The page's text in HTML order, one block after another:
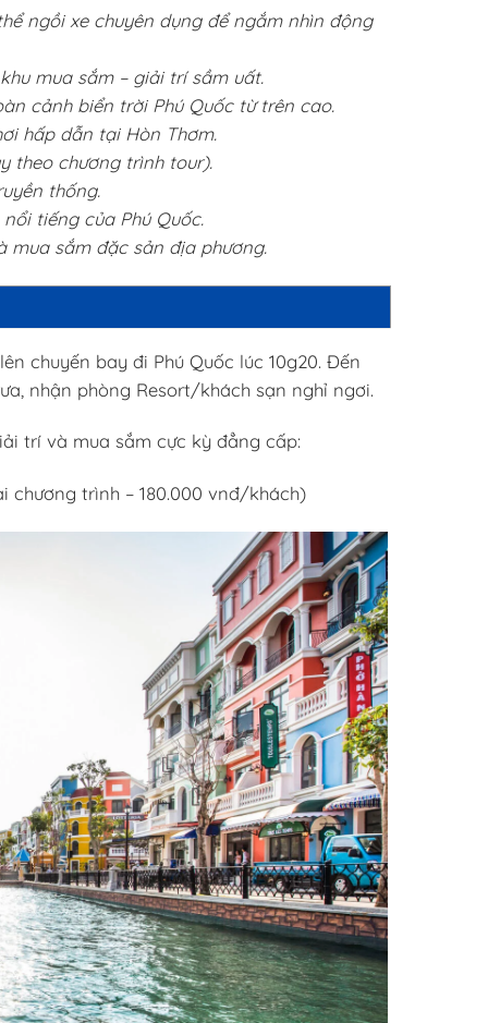
ngồi xe chuyên dụng để ngắm nhìn động
mua sắm – giải trí sầm uất.
cảnh biển trời Phú Quốc từ trên cao.
hấp dẫn tại Hòn Thơm.
theo chương trình tour).
thống.
tiếng của Phú Quốc.
mua sắm đặc sản địa phương.
chuyến bay đi Phú Quốc lúc 10g20. Đến
nhận phòng Resort/khách sạn nghỉ ngơi.
trí và mua sắm cực kỳ đẳng cấp:
chương trình – 180.000 vnđ/khách)